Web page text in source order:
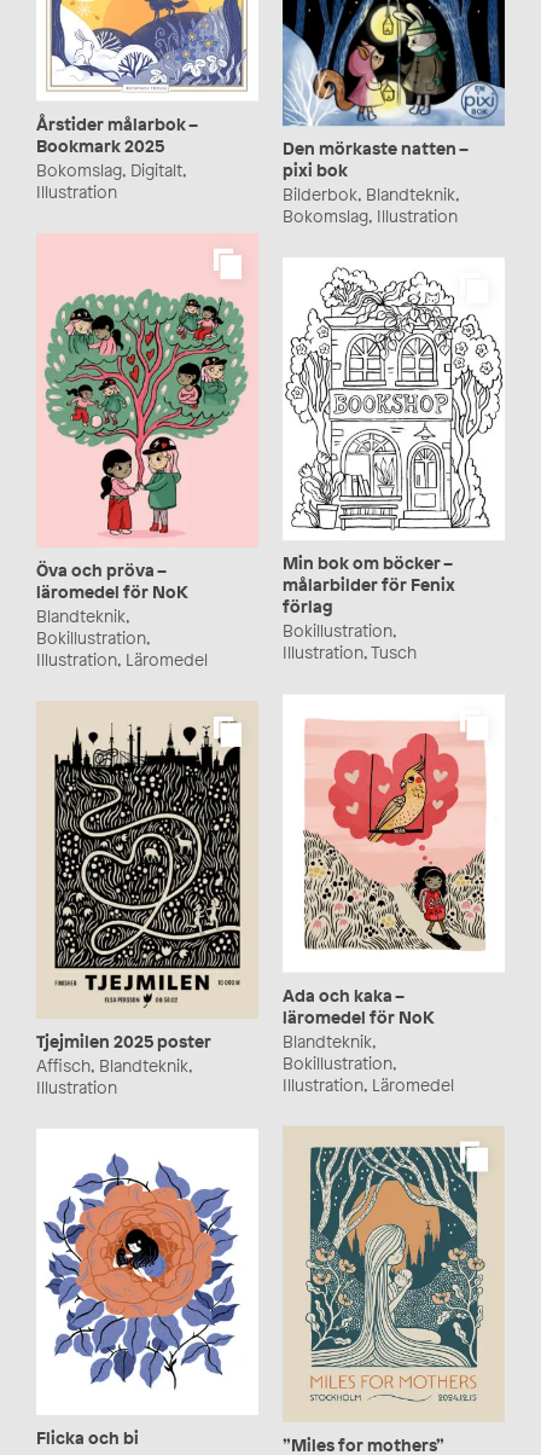
Årstider målarbok –
Bookmark 2025
Bokomslag, Digitalt,
Illustration
Den mörkaste natten –
pixi bok
Bilderbok, Blandteknik,
Bokomslag, Illustration
Öva och pröva –
läromedel för NoK
Blandteknik,
Bokillustration,
Illustration, Läromedel
Min bok om böcker –
målarbilder för Fenix
förlag
Bokillustration,
Illustration, Tusch
Ada och kaka –
läromedel för NoK
Blandteknik,
Bokillustration,
Illustration, Läromedel
Tjejmilen 2025 poster
Affisch, Blandteknik,
Illustration
”Miles for mothers”
Flicka och bi